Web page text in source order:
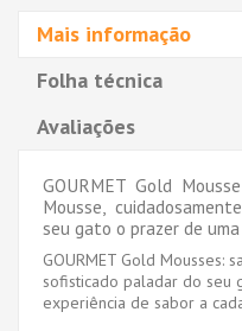
Mais informação
Folha técnica
Avaliações
GOURMET Gold
Mousse,
seu gato o prazer de
GOURMET Gold Mousses:
sofisticado paladar do seu
experiência de sabor a